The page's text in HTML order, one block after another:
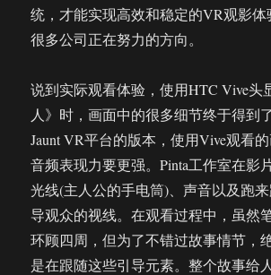
统，才能实现高效和稳定的VR观影
很多公司正在努力的方向。
说到实际观看体验，使用HTC Vive头
人》时，画面中的很多细节终于得到
Jaunt VR平台的版本，使用Vive观看
音频表现力要更强。Pinta工作室在影
光线(主人公的手电筒)、声音以及跑
导观众的视线。在观看过程中，虽然
环顾四周，但为了不错过故事情节，
是在跟随这些引导元素。整个故事给